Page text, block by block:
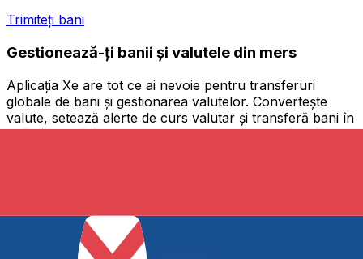
Trimiteți bani
Gestionează-ți banii și valutele din mers
Aplicația Xe are tot ce ai nevoie pentru transferuri
globale de bani și gestionarea valutelor. Convertește
valute, setează alerte de curs valutar și transferă bani în
străinătate fără comisioane ascunse. Descarcă astăzi!